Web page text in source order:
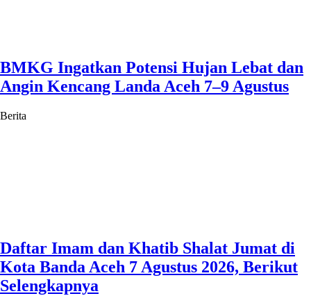
BMKG Ingatkan Potensi Hujan Lebat dan
Angin Kencang Landa Aceh 7–9 Agustus
Berita
Daftar Imam dan Khatib Shalat Jumat di
Kota Banda Aceh 7 Agustus 2026, Berikut
Selengkapnya